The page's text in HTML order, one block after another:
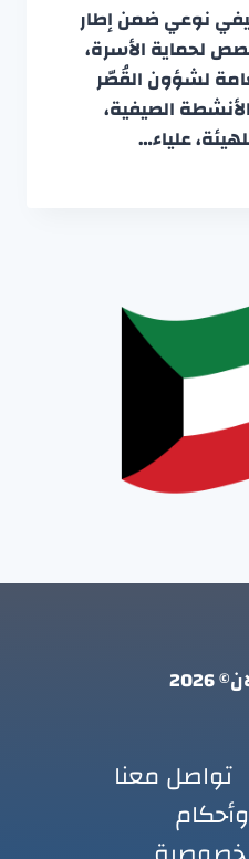
صيفي نوعي ضمن إطار
لحماية الأسرة،
لشؤون القُصّر
الصيفية،
علياء…
2026
تواصل معنا